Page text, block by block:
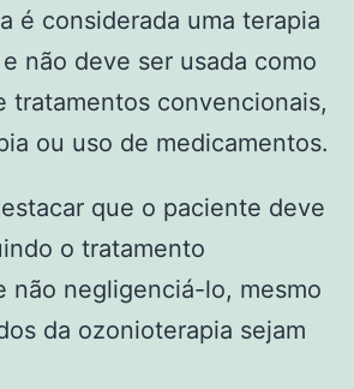
é considerada uma terapia
não deve ser usada como
tratamentos convencionais,
ou uso de medicamentos.
que o paciente deve
o tratamento
não negligenciá-lo, mesmo
da ozonioterapia sejam